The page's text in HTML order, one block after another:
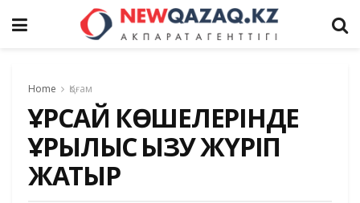
Home Қоғам
ҚҰРСАЙ КӨШЕЛЕРІНДЕ
ҚҰРЫЛЫС ҚЫЗУ ЖҮРІП
ЖАТЫР